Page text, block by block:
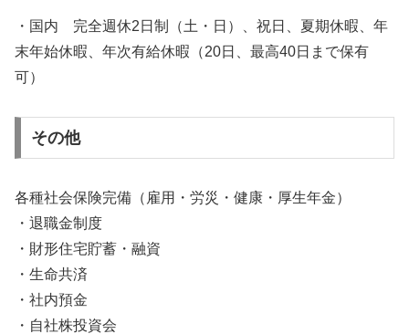
・国内 完全週休2日制（土・日）、祝日、夏期休暇、年
末年始休暇、年次有給休暇（20日、最高40日まで保有
可）
その他
各種社会保険完備（雇用・労災・健康・厚生年金）
・退職金制度
・財形住宅貯蓄・融資
・生命共済
・社内預金
・自社株投資会